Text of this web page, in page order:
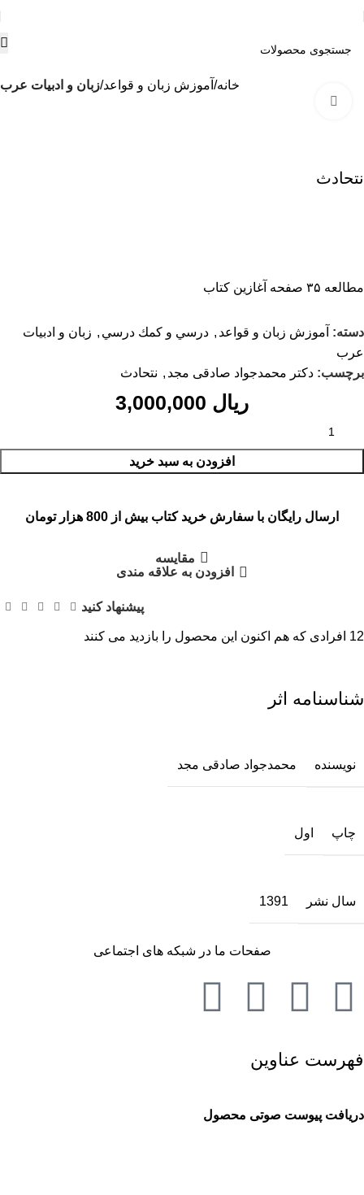
خانه آموزش زبان و قواعد زبان و ادبیات عرب
نتحادث
مطالعه ۳۵ صفحه آغازین کتاب
دسته: آموزش زبان و قواعد , درسي و كمك درسي , زبان و ادبیات
عرب
برچسب: دکتر محمدجواد صادقی مجد , نتحادث
ریال
افزودن به سبد خرید
ارسال رایگان با سفارش خرید کتاب بیش از 800 هزار تومان
مقایسه
افزودن به علاقه مندی
پیشنهاد کنید
12 افرادی که هم اکنون این محصول را بازدید می کنند
فهرست عناوین
دریافت پیوست صوتی محصول
شناسنامه اثر
نویسنده محمدجواد صادقی مجد
چاپ اول
سال نشر 1391
صفحات ما در شبکه های اجتماعی